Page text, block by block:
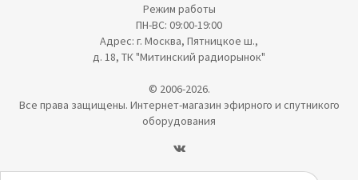
Режим работы
ПН-ВС: 09:00-19:00
Адрес: г. Москва, Пятницкое ш.,
д. 18, ТК "Митинский радиорынок"
© 2006-2026.
Все права защищены. Интернет-магазин эфирного и спутникого
оборудования